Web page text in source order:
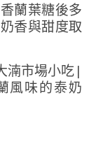
蘭葉糖後多
香與甜度取